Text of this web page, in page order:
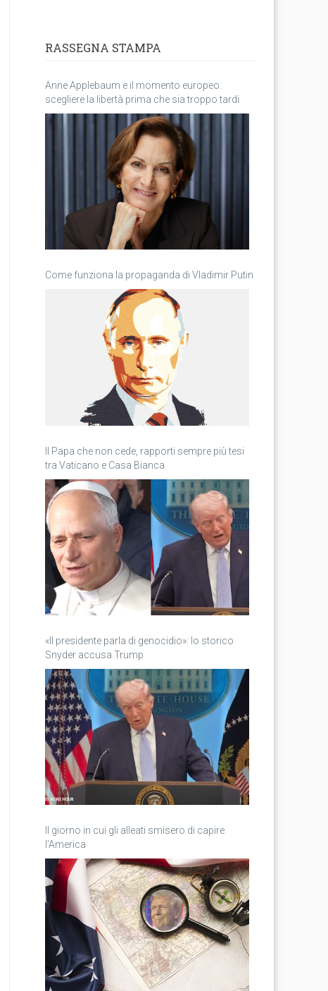
RASSEGNA STAMPA
Anne Applebaum e il momento europeo:
scegliere la libertà prima che sia troppo tardi
Come funziona la propaganda di Vladimir Putin
Il Papa che non cede, rapporti sempre più tesi
tra Vaticano e Casa Bianca
«Il presidente parla di genocidio»: lo storico
Snyder accusa Trump
Il giorno in cui gli alleati smisero di capire
l’America